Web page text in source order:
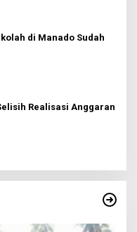
di Manado Sudah
Realisasi Anggaran